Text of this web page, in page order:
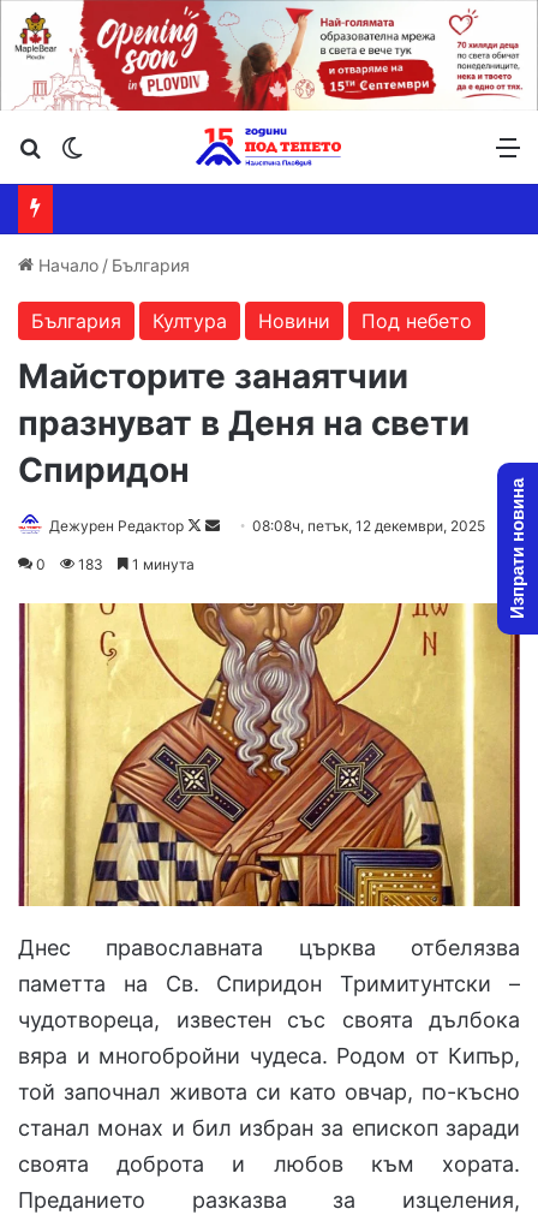
Търсене ...
Начало / България
България Култура Новини Под небето
Майсторите занаятчии
празнуват в Деня на свети
Спиридон
Дежурен Редактор
F
l
o
w
o
n
X
d
a
n
e
m
a
i
l
08:08ч, петък, 12 декември, 2025
0 183 1 минута
Днес православната църква отбелязва
паметта на Св. Спиридон Тримитунтски –
чудотвореца, известен със своята дълбока
вяра и многобройни чудеса. Родом от Кипър,
той започнал живота си като овчар, по-късно
станал монах и бил избран за епископ заради
своята доброта и любов към хората.
Преданието разказва за изцеления,
Изпрати новина